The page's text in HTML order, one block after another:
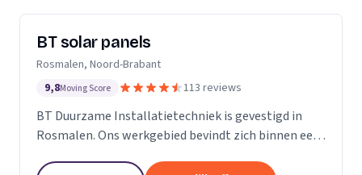
BT solar panels
Rosmalen, Noord-Brabant
9,8Moving Score 113 reviews
BT Duurzame Installatietechniek is gevestigd in
Rosmalen. Ons werkgebied bevindt zich binnen een